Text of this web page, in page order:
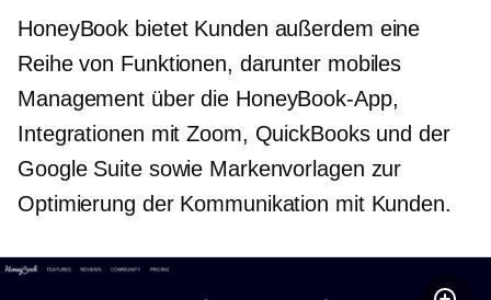
HoneyBook bietet Kunden außerdem eine
Reihe von Funktionen, darunter mobiles
Management über die HoneyBook-App,
Integrationen mit Zoom, QuickBooks und der
Google Suite sowie Markenvorlagen zur
Optimierung der Kommunikation mit Kunden.